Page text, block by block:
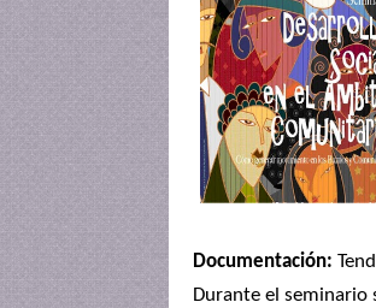
Documentación:
Durante el seminario